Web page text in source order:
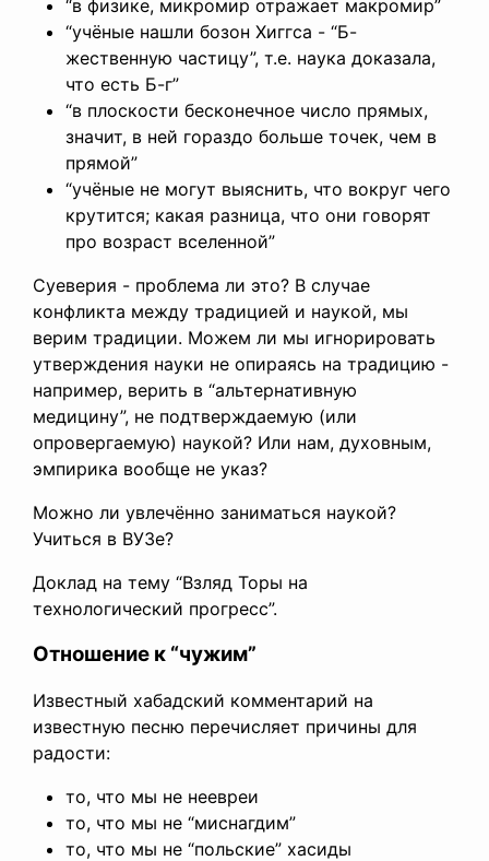
“в физике, микромир отражает макромир”
“учёные нашли бозон Хиггса - “Б-
жественную частицу”, т.е. наука доказала,
что есть Б-г”
“в плоскости бесконечное число прямых,
значит, в ней гораздо больше точек, чем в
прямой”
“учёные не могут выяснить, что вокруг чего
крутится; какая разница, что они говорят
про возраст вселенной”
Суеверия - проблема ли это? В случае
конфликта между традицией и наукой, мы
верим традиции. Можем ли мы игнорировать
утверждения науки не опираясь на традицию -
например, верить в “альтернативную
медицину”, не подтверждаемую (или
опровергаемую) наукой? Или нам, духовным,
эмпирика вообще не указ?
Можно ли увлечённо заниматься наукой?
Учиться в ВУЗе?
Доклад на тему “Взляд Торы на
технологический прогресс”.
Отношение к “чужим”
Известный хабадский комментарий на
известную песню перечисляет причины для
радости:
то, что мы не неевреи
то, что мы не “миснагдим”
то, что мы не “польские” хасиды